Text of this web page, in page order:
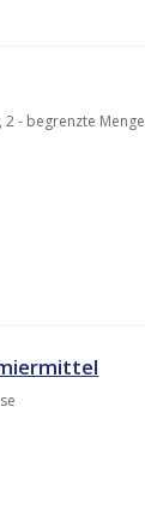
2 - begrenzte Menge